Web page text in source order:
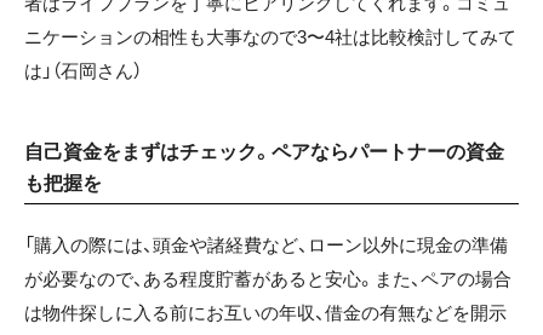
ニケーションの相性も大事なので3〜4社は比較検討してみて
は」（石岡さん）
自己資金をまずはチェック。ペアならパートナーの資金
も把握を
「購入の際には、頭金や諸経費など、ローン以外に現金の準備
が必要なので、ある程度貯蓄があると安心。また、ペアの場合
は物件探しに入る前にお互いの年収、借金の有無などを開示